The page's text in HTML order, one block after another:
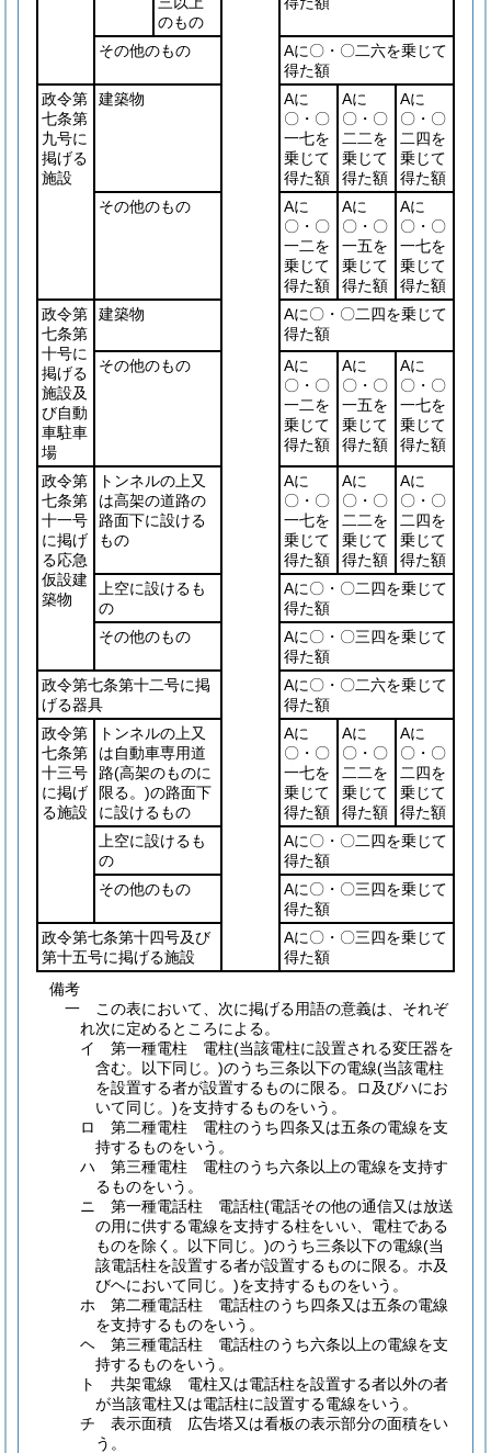
のもの
その他のもの
Aに〇・〇二六を乗じて
得た額
政令第
七条第
九号に
掲げる
施設
建築物
Aに
〇・〇
一七を
乗じて
得た額
Aに
〇・〇
二二を
乗じて
得た額
Aに
〇・〇
二四を
乗じて
得た額
その他のもの
Aに
〇・〇
一二を
乗じて
得た額
Aに
〇・〇
一五を
乗じて
得た額
Aに
〇・〇
一七を
乗じて
得た額
政令第
七条第
十号に
掲げる
施設及
び自動
車駐車
場
建築物
Aに〇・〇二四を乗じて
得た額
その他のもの
Aに
〇・〇
一二を
乗じて
得た額
Aに
〇・〇
一五を
乗じて
得た額
Aに
〇・〇
一七を
乗じて
得た額
政令第
七条第
十一号
に掲げ
る応急
仮設建
築物
トンネルの上又
は高架の道路の
路面下に設ける
もの
Aに
〇・〇
一七を
乗じて
得た額
Aに
〇・〇
二二を
乗じて
得た額
Aに
〇・〇
二四を
乗じて
得た額
上空に設けるも
の
Aに〇・〇二四を乗じて
得た額
その他のもの
Aに〇・〇三四を乗じて
得た額
政令第七条第十二号に掲
げる器具
Aに〇・〇二六を乗じて
得た額
政令第
七条第
十三号
に掲げ
る施設
トンネルの上又
は自動車専用道
路(高架のものに
限る。)の路面下
に設けるもの
Aに
〇・〇
一七を
乗じて
得た額
Aに
〇・〇
二二を
乗じて
得た額
Aに
〇・〇
二四を
乗じて
得た額
上空に設けるも
の
Aに〇・〇二四を乗じて
得た額
その他のもの
Aに〇・〇三四を乗じて
得た額
政令第七条第十四号及び
第十五号に掲げる施設
Aに〇・〇三四を乗じて
得た額
備考
一 この表において、次に掲げる用語の意義は、それぞ
れ次に定めるところによる。
イ 第一種電柱 電柱(当該電柱に設置される変圧器を
含む。以下同じ。)のうち三条以下の電線(当該電柱
を設置する者が設置するものに限る。ロ及びハにお
いて同じ。)を支持するものをいう。
ロ 第二種電柱 電柱のうち四条又は五条の電線を支
持するものをいう。
ハ 第三種電柱 電柱のうち六条以上の電線を支持す
るものをいう。
ニ 第一種電話柱 電話柱(電話その他の通信又は放送
の用に供する電線を支持する柱をいい、電柱である
ものを除く。以下同じ。)のうち三条以下の電線(当
該電話柱を設置する者が設置するものに限る。ホ及
びヘにおいて同じ。)を支持するものをいう。
ホ 第二種電話柱 電話柱のうち四条又は五条の電線
を支持するものをいう。
ヘ 第三種電話柱 電話柱のうち六条以上の電線を支
持するものをいう。
ト 共架電線 電柱又は電話柱を設置する者以外の者
が当該電柱又は電話柱に設置する電線をいう。
チ 表示面積 広告塔又は看板の表示部分の面積をい
う。